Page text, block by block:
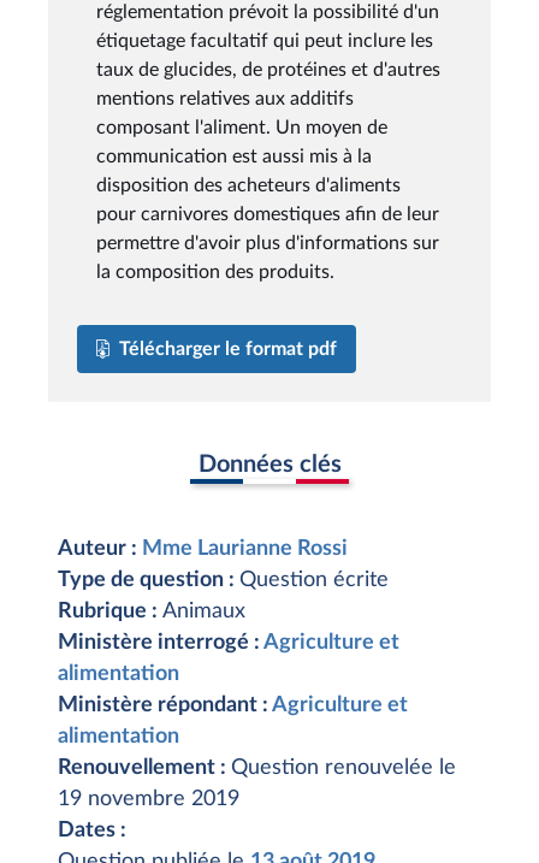
réglementation prévoit la possibilité d'un
étiquetage facultatif qui peut inclure les
taux de glucides, de protéines et d'autres
mentions relatives aux additifs
composant l'aliment. Un moyen de
communication est aussi mis à la
disposition des acheteurs d'aliments
pour carnivores domestiques afin de leur
permettre d'avoir plus d'informations sur
la composition des produits.
Télécharger le format pdf
Données clés
Auteur : Mme Laurianne Rossi
Type de question : Question écrite
Rubrique : Animaux
Ministère interrogé : Agriculture et
alimentation
Ministère répondant : Agriculture et
alimentation
Renouvellement : Question renouvelée le
19 novembre 2019
Dates :